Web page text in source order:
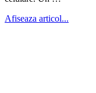
Afiseaza articol...